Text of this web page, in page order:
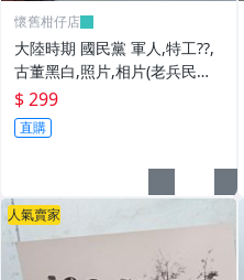
懷舊柑仔店
大陸時期 國民黨 軍人,特工??,
古董黑白,照片,相片(老兵民國3
8年從大陸帶來台灣的) **稀少
品6
$ 299
直購
人氣賣家